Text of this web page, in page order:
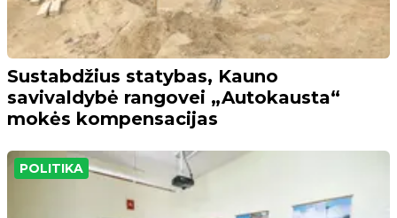
Sustabdžius statybas, Kauno
savivaldybė rangovei „Autokausta“
mokės kompensacijas
POLITIKA